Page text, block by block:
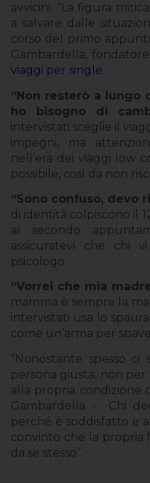
avvicini. “La figura
a salvare dalle
corso del primo
Gambardella,
viaggi per single.
“Non resterò a lungo
ho bisogno di
intervistati sceglie il
impegni, ma
nell’era dei viaggi low
possibile, così da non
“Sono confuso, devo
di identità colpiscono il
al secondo
assicuratevi che chi
psicologo.
“Vorrei che mia
mamma è sempre la
intervistati usa lo
come un’arma per
“Nonostante spesso
persona giusta, non
alla propria condizione
Gambardella - Chi
perché è soddisfatto e
convinto che la propria
da se stesso”.